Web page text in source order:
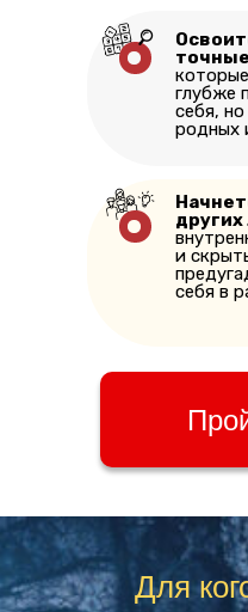
глубже
себя,
родных
и
себя в
Для